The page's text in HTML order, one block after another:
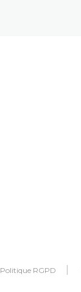
Politique RGPD